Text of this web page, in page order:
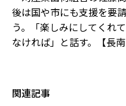
後は国や市にも支援を要
う。「楽しみにしてくれ
なければ」と話す。【長南
関連記事